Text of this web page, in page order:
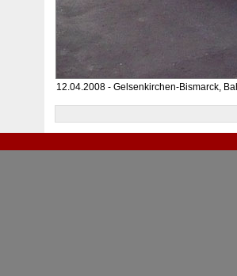
12.04.2008 - Gelsenkirchen-Bismarck,